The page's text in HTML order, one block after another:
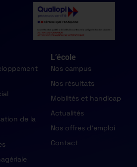
de la
L’école
Nos campus
Nos résultats
Mobiltés et handicap
Actualités
Nos offres d'emploi
Contact